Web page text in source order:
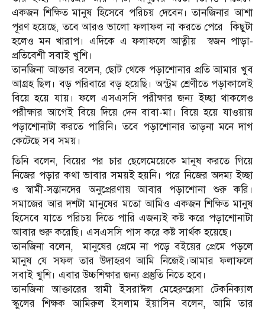
একজন শিক্ষিত মানুষ হিসেবে পরিচয় দেবেন। তানজিনার আশা
পূরণ হয়েছে, তবে আরও ভালো ফলাফল না করতে পেরে কিছুটা
হলেও মন খারাপ। এদিকে এ ফলাফলে আত্নীয় স্বজন পাড়া-
প্রতিবেশী সবাই খুশি।
তানজিনা আক্তার বলেন, ছোট থেকে পড়াশোনার প্রতি আমার খুব
আগ্রহ ছিল। বড় পরিবারে বড় হয়েছি। অস্ট্রম শ্রেণীতে পড়াকালেই
বিয়ে হয়ে যায়। ফলে এসএসসি পরীক্ষার জন্য ইচ্ছা থাকলেও
পরীক্ষার আগেই বিয়ে দিয়ে দেন বাবা-মা। বিয়ে হয়ে যাওয়ায়
পড়াশোনাটা করতে পারিনি। তবে পড়াশোনার তাড়না মনে দাগ
কেটেছে সব সময়।
তিনি বলেন, বিয়ের পর চার ছেলেমেয়েকে মানুষ করতে গিয়ে
নিজের পড়ার কথা ভাবার সময়ই হয়নি। পরে নিজের অদম্য ইচ্ছা
ও স্বামী-সন্তানদের অনুপ্রেরণায় আবার পড়াশোনা শুরু করি।
সমাজের আর দশটা মানুষের মতো আমিও একজন শিক্ষিত মানুষ
হিসেবে যাতে পরিচয় দিতে পারি এজন্যই কষ্ট করে পড়াশোনাটা
আবার শুরু করেছি। এসএসসি পাস করে কষ্ট সার্থক হয়েছে।
তানজিনা বলেন, মানুষের প্রেমে না পড়ে বইয়ের প্রেমে পড়লে
মানুষ যে সফল তার উদাহরণ আমি নিজেই।আমার ফলাফলে
সবাই খুশি। এবার উচ্চশিক্ষার জন্য প্রস্তুতি নিতে হবে।
তানজিনা আক্তারের স্বামী ইসরাঈল মেহেরুন্নেসা টেকনিক্যাল
স্কুলের শিক্ষক আমিরুল ইসলাম ইয়াসিন বলেন, আমি তার